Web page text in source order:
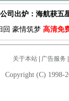
司出炉：海航获五
回 豪情筑梦 高清免
关于本站| 广告服务
Copyright (C) 1998-